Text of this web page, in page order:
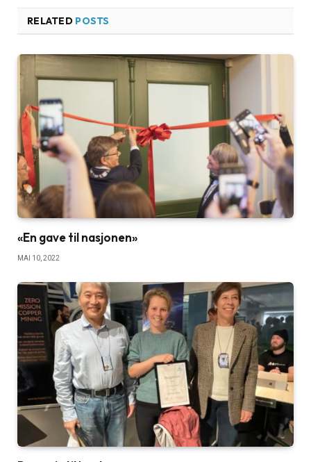
RELATED POSTS
«En gave til nasjonen»
MAI 10, 2022